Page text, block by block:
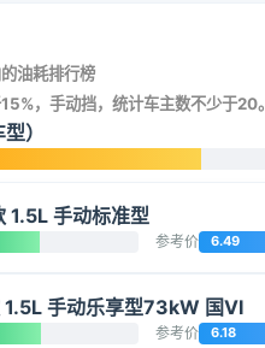
油耗排行榜
，手动挡，统计车主数不少于20。
）
手动标准型
参考价 6.49
手动乐享型73kW 国VI
参考价 6.18